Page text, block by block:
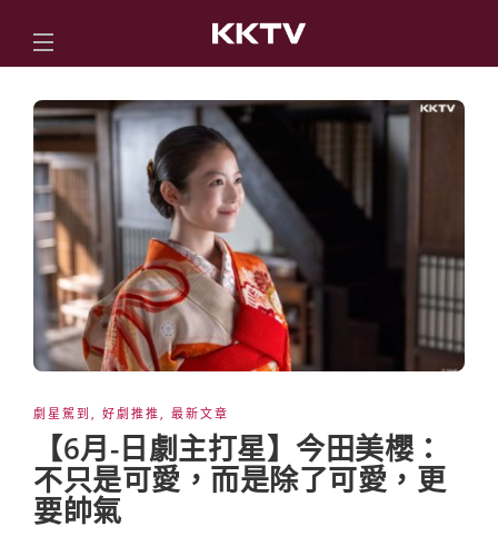
劇星駕到 , 好劇推推, 最新文章
【6月-日劇主打星】今田美櫻：
不只是可愛，而是除了可愛，更
要帥氣